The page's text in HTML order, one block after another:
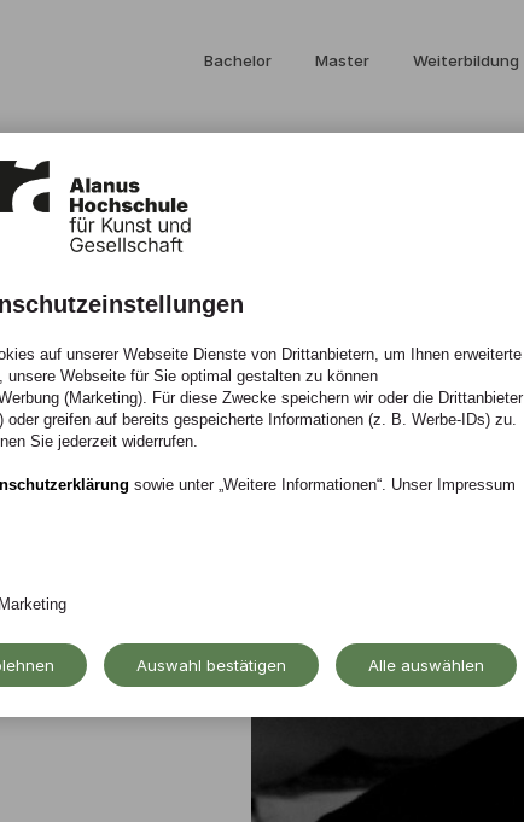
Bachelor Master Weiterbildung
an
auf unserer Webseite Dienste von Drittanbietern, um Ihnen erweiterte
Webseite für Sie optimal gestalten zu können
(Marketing). Für diese Zwecke speichern wir oder die Drittanbieter
greifen auf bereits gespeicherte Informationen (z. B. Werbe-IDs) zu.
Sie jederzeit widerrufen.
sowie unter „Weitere Informationen“. Unser Impressum
Marketing
Auswahl bestätigen Alle auswählen